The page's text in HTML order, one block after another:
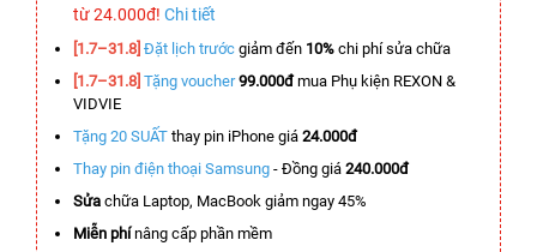
từ 24.000đ! Chi tiết
[1.7–31.8] Đặt lịch trước giảm đến 10% chi phí sửa chữa
[1.7–31.8] Tặng voucher 99.000đmua Phụ kiện REXON &
VIDVIE
Tặng 20 SUẤT thay pin iPhone giá 24.000đ
Thay pin điện thoại Samsung - Đồng giá 240.000đ
Sửa chữa Laptop, MacBook giảm ngay 45%
Miễn phínâng cấp phần mềm